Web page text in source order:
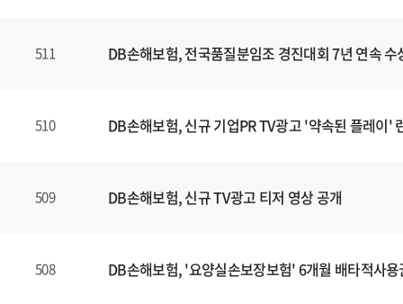
511 DB손해보험, 전국품질분임조 경진대회 7년 연속 수
510 DB손해보험, 신규 기업PR TV광고 '약속된 플레이'
509 DB손해보험, 신규 TV광고 티저 영상 공개
508 DB손해보험, '요양실손보장보험' 6개월 배타적사용